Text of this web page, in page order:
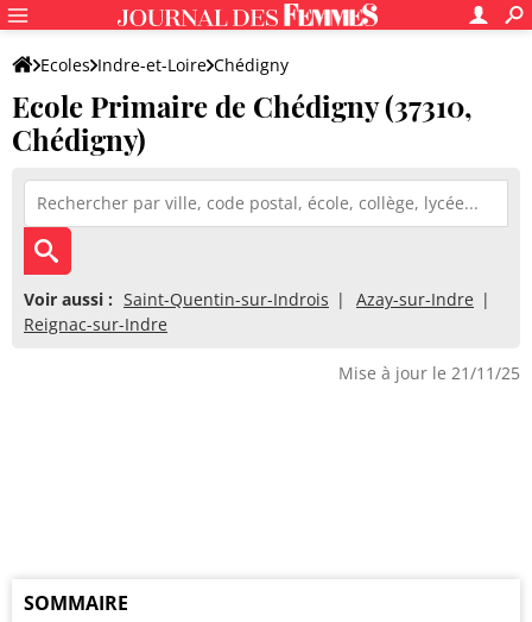
Ecoles Indre-et-Loire Chédigny
Ecole Primaire de Chédigny
Ecole Primaire de Chédigny (37310,
Chédigny)
Voir aussi : Saint-Quentin-sur-Indrois
Azay-sur-Indre
Reignac-sur-Indre
Mise à jour le 21/11/25
SOMMAIRE